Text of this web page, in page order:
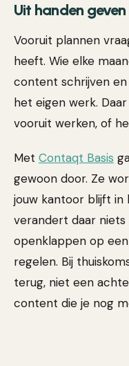
Uit handen
Vooruit plannen
heeft. Wie elke
content schrijven
het eigen werk.
vooruit werken, of
Met Contaqt Basis
gewoon door. Ze
jouw kantoor blijft in
verandert daar niets
openklappen op
regelen. Bij
terug, niet een
content die je nog